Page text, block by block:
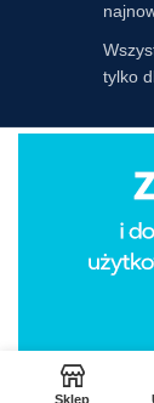
tylko
Sklep